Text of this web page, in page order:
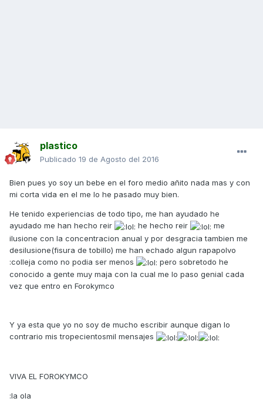
plastico
Publicado 19 de Agosto del 2016
Bien pues yo soy un bebe en el foro medio añito nada mas y con
mi corta vida en el me lo he pasado muy bien.
He tenido experiencias de todo tipo, me han ayudado he
ayudado me han hecho reir
he hecho reir
me
ilusione con la concentracion anual y por desgracia tambien me
desilusione(fisura de tobillo) me han echado algun rapapolvo
:colleja como no podia ser menos
pero sobretodo he
conocido a gente muy maja con la cual me lo paso genial cada
vez que entro en Forokymco
Y ya esta que yo no soy de mucho escribir aunque digan lo
contrario mis tropecientosmil mensajes
VIVA EL FOROKYMCO
:la ola